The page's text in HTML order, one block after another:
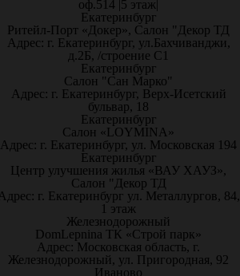
оф.514 |5 этаж|
Екатеринбург
Ритейл-Порт «Докер», Салон "Декор ТД
Адрес: г. Екатеринбург, ул.Бахчиванджи,
д.2Б, /строение С1
Екатеринбург
Салон "Сан Марко"
Адрес: г. Екатеринбург, Верх-Исетский
бульвар, 18
Екатеринбург
Салон «LOYMINA»
Адрес: г. Екатеринбург, ул. Московская 194
Екатеринбург
Центр улучшения жилья «ВАУ ХАУЗ»,
Салон "Декор ТД
г. Екатеринбург ул. Металлургов, 84,
1 этаж
Железнодорожный
DomLepnina ТК «Строй парк»
Адрес: Московская область, г.
Железнодорожный, ул. Пригородная, 92
Иваново